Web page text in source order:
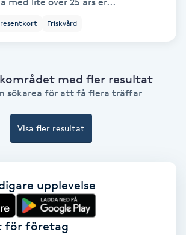
Friskvård
med fler resultat
sökarea för att få flera träffar
Visa fler resultat
upplevelse
för företag